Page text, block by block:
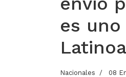
es
Nacionales 08